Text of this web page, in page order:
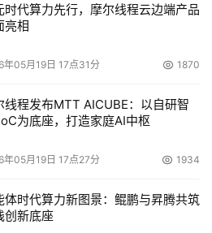
算密集型工作负载的需求增
力提升自身产品性能，但摩尔定
需求，而IBM的异构系统能够最
的针对特定工作负载的数据流。这
超级计算机Summit和Sierra的
第二的超级计算机。
时代算力先行，摩尔线程云边端产品
亮相
年05月19日 17点31分 1870
线程发布MTT AICUBE：以自研智
为底座，打造家庭AI中枢
年05月19日 17点27分 1934
体时代算力新图景：鲲鹏与昇腾共筑
创新底座